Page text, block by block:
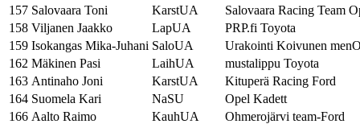
157 Salovaara Toni KarstUA
Salovaara Racing Team
158 Viljanen Jaakko LapUA
PRP.fi Toyota
159 Isokangas Mika-Juhani SaloUA
Urakointi Koivunen
162 Mäkinen Pasi LaihUA
mustalippu Toyota
163 Antinaho Joni KarstUA
Kituperä Racing Ford
164 Suomela Kari NaSU
Opel Kadett
166 Aalto Raimo KauhUA
Ohmerojärvi team-Ford